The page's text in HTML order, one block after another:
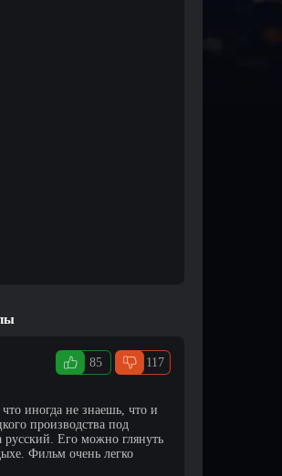
85 117
иногда не знаешь, что и
производства под
русский. Его можно глянуть
Фильм очень легко